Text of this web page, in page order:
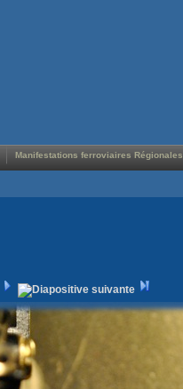
Manifestations ferroviaires Régionales